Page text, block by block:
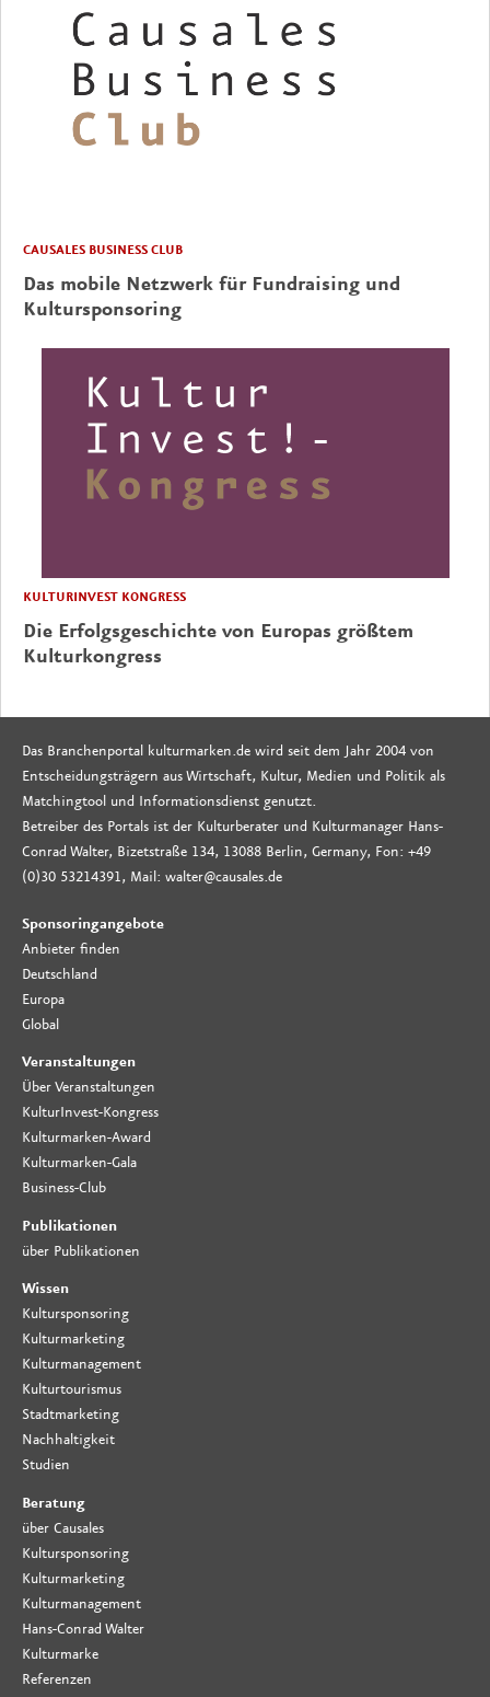
CAUSALES BUSINESS CLUB
Das mobile Netzwerk für Fundraising und
Kultursponsoring
KULTURINVEST KONGRESS
Die Erfolgsgeschichte von Europas größtem
Kulturkongress
Das Branchenportal kulturmarken.de wird seit dem Jahr 2004 von
Entscheidungsträgern aus Wirtschaft, Kultur, Medien und Politik als
Matchingtool und Informationsdienst genutzt.
Betreiber des Portals ist der Kulturberater und Kulturmanager Hans-
Conrad Walter, Bizetstraße 134, 13088 Berlin, Germany, Fon: +49
(0)30 53214391, Mail: walter@causales.de
Sponsoringangebote
Anbieter finden
Deutschland
Europa
Global
Veranstaltungen
Über Veranstaltungen
KulturInvest-Kongress
Kulturmarken-Award
Kulturmarken-Gala
Business-Club
Publikationen
über Publikationen
Wissen
Kultursponsoring
Kulturmarketing
Kulturmanagement
Kulturtourismus
Stadtmarketing
Nachhaltigkeit
Studien
Beratung
über Causales
Kultursponsoring
Kulturmarketing
Kulturmanagement
Hans-Conrad Walter
Kulturmarke
Referenzen